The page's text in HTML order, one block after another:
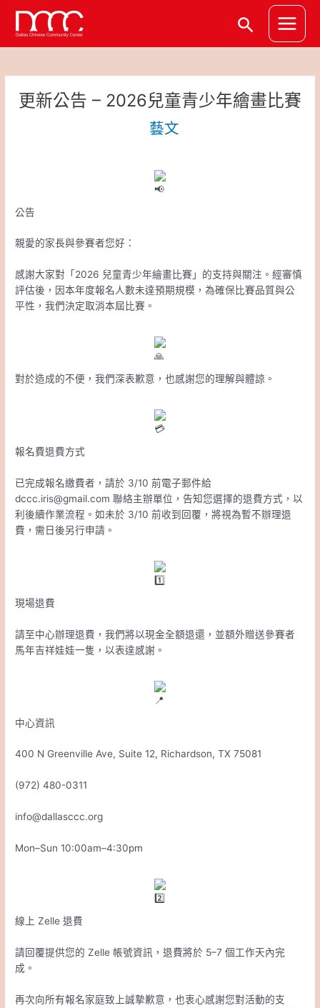
搜
尋
Main
Menu
更新公告 – 2026兒童青少年繪畫比賽
藝文
公告
親愛的家長與參賽者您好：
感謝大家對「2026 兒童青少年繪畫比賽」的支持與關注。經審慎
評估後，因本年度報名人數未達預期規模，為確保比賽品質與公
平性，我們決定取消本屆比賽。
對於造成的不便，我們深表歉意，也感謝您的理解與體諒。
報名費退費方式
已完成報名繳費者，請於 3/10 前電子郵件給
dccc.iris@gmail.com 聯絡主辦單位，告知您選擇的退費方式，以
利後續作業流程。如未於 3/10 前收到回覆，將視為暫不辦理退
費，需日後另行申請。
現場退費
請至中心辦理退費，我們將以現金全額退還，並額外贈送參賽者
馬年吉祥娃娃一隻，以表達感謝。
中心資訊
400 N Greenville Ave, Suite 12, Richardson, TX 75081
(972) 480-0311
info@dallasccc.org
Mon–Sun 10:00am–4:30pm
線上 Zelle 退費
請回覆提供您的 Zelle 帳號資訊，退費將於 5–7 個工作天內完
成。
再次向所有報名家庭致上誠摯歉意，也衷心感謝您對活動的支
navigation